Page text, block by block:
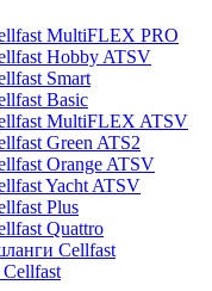
MultiFLEX PRO
Hobby ATSV
Smart
Basic
MultiFLEX ATSV
Green ATS2
Orange ATSV
Yacht ATSV
Plus
Quattro
Cellfast